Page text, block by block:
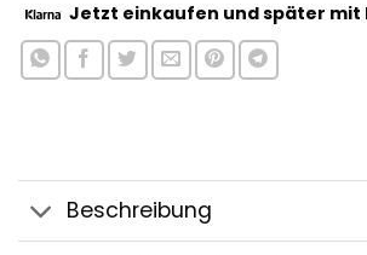
Jetzt einkaufen und später mit
Beschreibung